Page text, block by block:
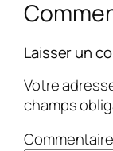
Laisser un
Votre
champs
Commentaire